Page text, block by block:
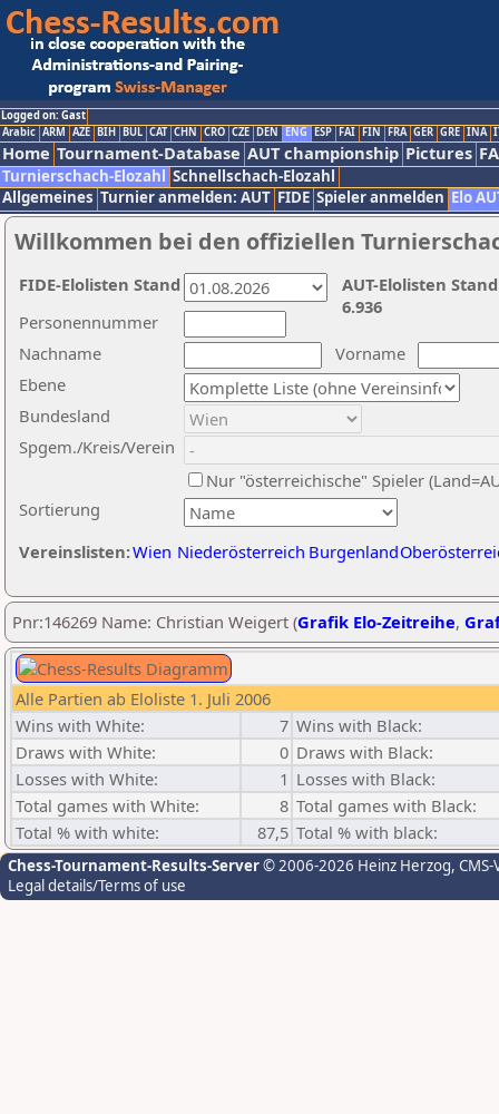
Logged on: Gast
Arabic ARM AZE BIH BUL CAT CHN CRO CZE DEN ENG ESP FAI FIN FRA GER GRE INA
Home Tournament-Database AUT championship Pictures
Turnierschach-Elozahl Schnellschach-Elozahl
Allgemeines Turnier anmelden: AUT FIDE Spieler anmelden Elo
Willkommen bei den offiziellen
Nachname
Vorname
Ebene
Sortierung
Personennummer
Bundesland
Spgem./Kreis/Verein
Nur "österreichische" Spieler
Vereinslisten:Wien Niederösterreich Burgenland
AUT-Elolisten
6.936
FIDE-Elolisten Stand
Pnr:146269 Name: Christian Weigert (Grafik Elo-Zeitreihe,
Alle Partien ab Eloliste 1. Juli 2006
Wins with White:
7 Wins with Black:
Draws with White:
0 Draws with Black:
Losses with White:
1 Losses with Black:
Total games with White:
8 Total games with Black:
Total % with white:
87,5 Total % with black:
Chess-Tournament-Results-Server© 2006-2026 Heinz Herzog,
Legal details/Terms of use